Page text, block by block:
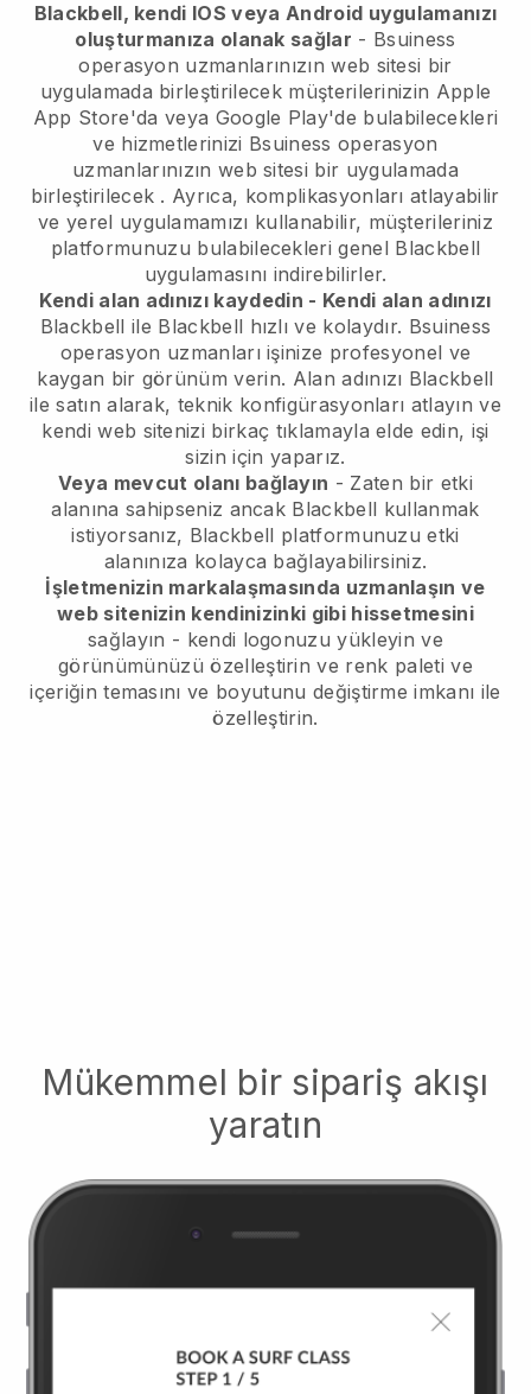
Blackbell, kendi IOS veya Android uygulamanızı
oluşturmanıza olanak sağlar - Bsuiness
operasyon uzmanlarınızın web sitesi bir
uygulamada birleştirilecekmüşterilerinizin Apple
App Store'da veya Google Play'de bulabilecekleri
ve hizmetlerinizi Bsuiness operasyon
uzmanlarınızın web sitesi bir uygulamada
birleştirilecek . Ayrıca, komplikasyonları atlayabilir
ve yerel uygulamamızı kullanabilir, müşterileriniz
platformunuzu bulabilecekleri genel Blackbell
uygulamasını indirebilirler.
Kendi alan adınızı kaydedin - Kendi alan adınızı
Blackbell ile Blackbell hızlı ve kolaydır. Bsuiness
operasyon uzmanları işinize profesyonel ve
kaygan bir görünüm verin. Alan adınızı Blackbell
ile satın alarak, teknik konfigürasyonları atlayın ve
kendi web sitenizi birkaç tıklamayla elde edin, işi
sizin için yaparız.
Veya mevcut olanı bağlayın - Zaten bir etki
alanına sahipseniz ancak Blackbell kullanmak
istiyorsanız, Blackbell platformunuzu etki
alanınıza kolayca bağlayabilirsiniz.
İşletmenizin markalaşmasında uzmanlaşın ve
web sitenizin kendinizinki gibi hissetmesini
sağlayın - kendi logonuzu yükleyin ve
görünümünüzü özelleştirin ve renk paleti ve
içeriğin temasını ve boyutunu değiştirme imkanı ile
özelleştirin.
Mükemmel bir sipariş akışı
yaratın